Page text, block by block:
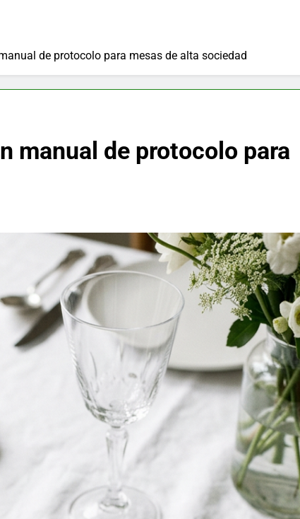
de protocolo para mesas de alta sociedad
manual de protocolo para